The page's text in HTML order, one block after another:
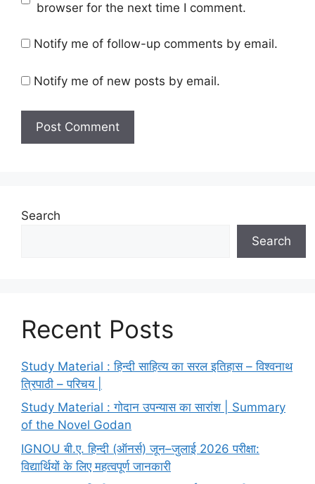
browser for the next time I comment.
Notify me of follow-up comments by email.
Notify me of new posts by email.
Search
Search
Recent Posts
Study Material : हिन्दी साहित्य का सरल इतिहास – विश्वनाथ
त्रिपाठी – परिचय |
Study Material : गोदान उपन्यास का सारांश | Summary
of the Novel Godan
IGNOU बी.ए. हिन्दी (ऑनर्स) जून–जुलाई 2026 परीक्षा:
विद्यार्थियों के लिए महत्वपूर्ण जानकारी